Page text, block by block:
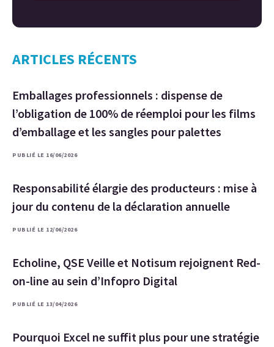
ARTICLES RÉCENTS
Emballages professionnels : dispense de
l’obligation de 100% de réemploi pour les films
d’emballage et les sangles pour palettes
PUBLIÉ LE 16/06/2026
Responsabilité élargie des producteurs : mise à
jour du contenu de la déclaration annuelle
PUBLIÉ LE 12/06/2026
Echoline, QSE Veille et Notisum rejoignent Red-
on-line au sein d’Infopro Digital
PUBLIÉ LE 13/04/2026
Pourquoi Excel ne suffit plus pour une stratégie